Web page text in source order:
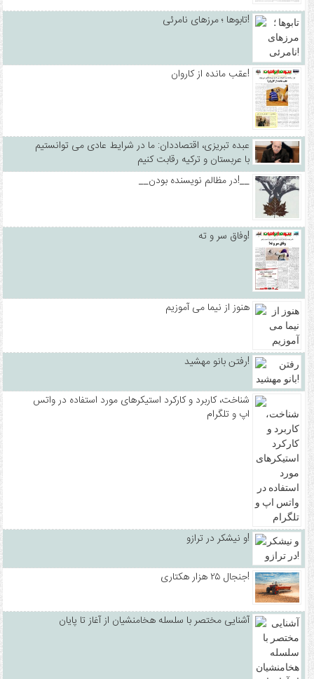
تابوها ؛ مرزهای نامرئی!
عقب مانده از کاروان!
عبده تبریزی، اقتصاددان: ما در شرایط عادی می توانستیم
با عربستان و ترکیه رقابت کنیم
__در مظالم نویسنده بودن!__
وفاق سر و ته!
هنوز از نیما می آموزیم
رفتن بانو مهشید!
شناخت، کاربرد و کارکرد استیکرهای مورد استفاده در واتس
اپ و تلگرام
و نیشکر در ترازو!
جنجال ۲۵ هزار هکتاری!
آشنایی مختصر با سلسله هخامنشیان از آغاز تا پایان